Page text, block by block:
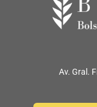
Av. Gral.